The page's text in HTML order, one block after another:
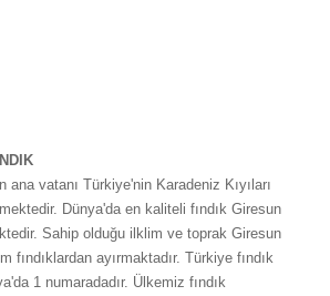
ana vatanı Türkiye'nin Karadeniz Kıyıları
Dünya'da en kaliteli fındık Giresun
Sahip olduğu ilklim ve toprak Giresun
fındıklardan ayırmaktadır. Türkiye fındık
1 numaradadır. Ülkemiz fındık